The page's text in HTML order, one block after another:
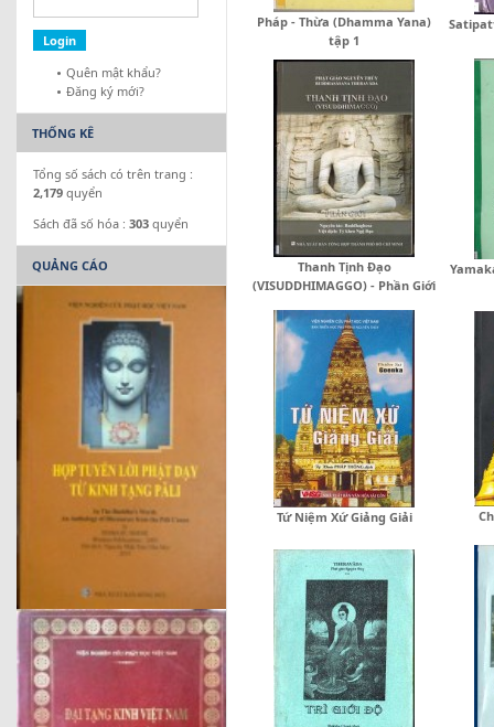
Pháp - Thừa (Dhamma Yana)
tập 1
Thanh Tịnh Đạo
(VISUDDHIMAGGO) - Phần Giới
Tứ Niệm Xứ Giảng Giải
Quên mật khẩu?
Đăng ký mới?
THỐNG KÊ
Tổng số sách có trên trang :
2,179 quyển
Sách đã số hóa : 303 quyển
QUẢNG CÁO